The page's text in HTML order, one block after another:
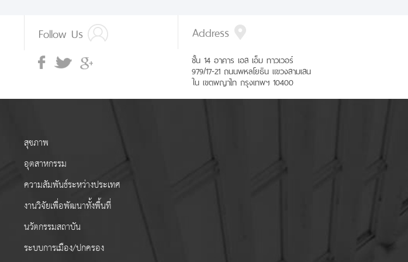
Follow Us Address
ชั้น 14 อาคาร เอส เอ็ม ทาวเวอร์
979/17-21 ถนนพหลโยธิน แขวงสามเสน
ใน เขตพญาไท กรุงเทพฯ 10400
สุขภาพ
อุตสาหกรรม
ความสัมพันธ์ระหว่างประเทศ
งานวิจัยเพื่อพัฒนาทั้งพื้นที่
นวัตกรรมสถาบัน
ระบบการเมือง/ปกครอง